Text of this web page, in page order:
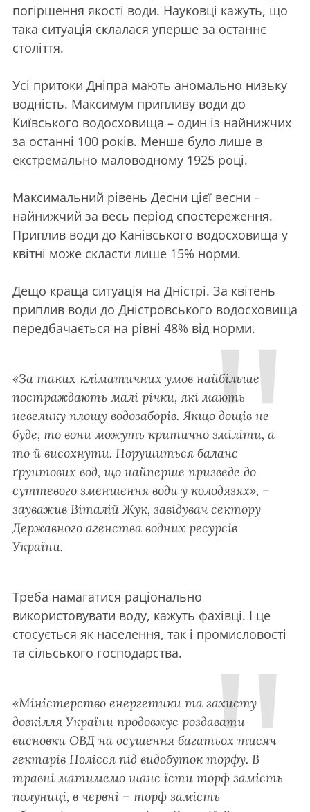
погіршення якості води. Науковці кажуть, що
така ситуація склалася уперше за останнє
століття.
Усі притоки Дніпра мають аномально низьку
водність. Максимум припливу води до
Київського водосховища – один із найнижчих
за останні 100 років. Менше було лише в
екстремально маловодному 1925 році.
Максимальний рівень Десни цієї весни –
найнижчий за весь період спостереження.
Приплив води до Канівського водосховища у
квітні може скласти лише 15% норми.
Дещо краща ситуація на Дністрі. За квітень
приплив води до Дністровського водосховища
передбачається на рівні 48% від норми.
«За таких кліматичних умов найбільше
постраждають малі річки, які мають
невелику площу водозаборів. Якщо дощів не
буде, то вони можуть критично зміліти, а
то й висохнути. Порушиться баланс
ґрунтових вод, що найперше призведе до
суттєвого зменшення води у колодязях», –
зауважив Віталій Жук, завідувач сектору
Державного агенства водних ресурсів
України.
Треба намагатися раціонально
використовувати воду, кажуть фахівці. І це
стосується як населення, так і промисловості
та сільського господарства.
«Міністерство енергетики та захисту
довкілля України продовжує роздавати
висновки ОВД на осушення багатьох тисяч
гектарів Полісся під видобуток торфу. В
травні матимемо шанс їсти торф замість
полуниці, в червні – торф замість